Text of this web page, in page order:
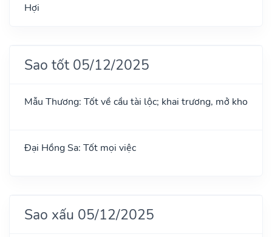
Hợi
Sao tốt 05/12/2025
Mẫu Thương: Tốt về cầu tài lộc; khai trương, mở kho
Đại Hồng Sa: Tốt mọi việc
Sao xấu 05/12/2025